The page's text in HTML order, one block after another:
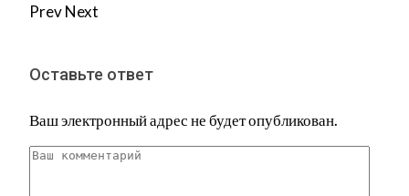
PrevNext
Оставьте ответ
Ваш электронный адрес не будет опубликован.